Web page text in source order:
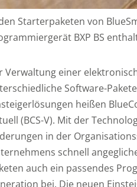
Starterpaketen von
BXP BS
Verwaltung einer
Software-
heißen
(BCS-V). Mit der
in der
schnell
auch ein passendes
bei. Die neuen